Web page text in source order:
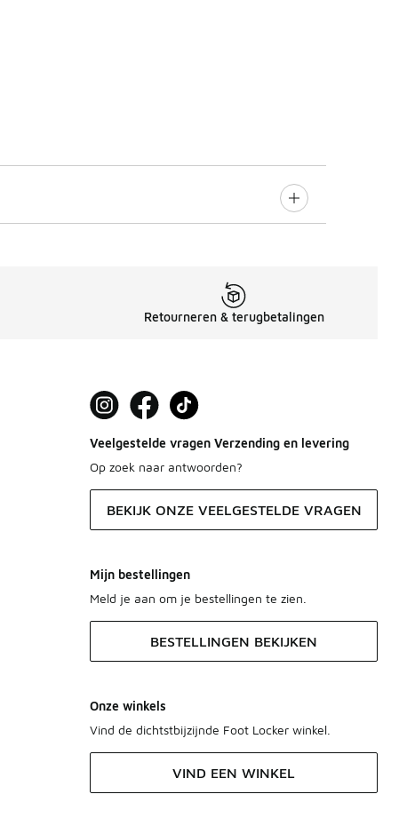
Retourneren & terugbetalingen
Veelgestelde vragen Verzending en levering
Op zoek naar antwoorden?
BEKIJK ONZE VEELGESTELDE VRAGEN
Mijn bestellingen
Meld je aan om je bestellingen te zien.
BESTELLINGEN BEKIJKEN
Onze winkels
Vind de dichtstbijzijnde Foot Locker winkel.
VIND EEN WINKEL